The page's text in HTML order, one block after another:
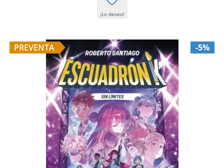
¡Lo deseo!
PREVENTA -5%